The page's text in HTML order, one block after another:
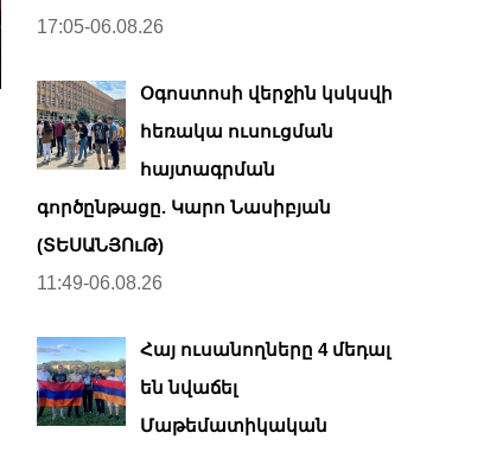
17:05-06.08.26
Օգոստոսի վերջին կսկսվի
հեռակա ուսուցման
հայտագրման
գործընթացը. Կարո Նասիբյան
(ՏԵՍԱՆՅՈւԹ)
11:49-06.08.26
Հայ ուսանողները 4 մեդալ
են նվաճել
Մաթեմատիկական